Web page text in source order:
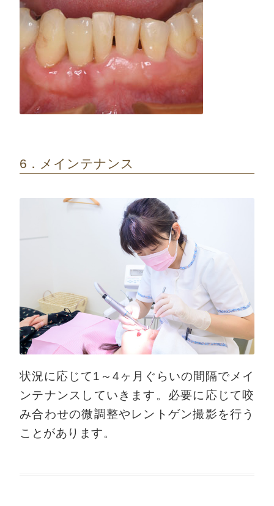
6．メインテナンス
状況に応じて1～4ヶ月ぐらいの間隔でメイ
ンテナンスしていきます。必要に応じて咬
み合わせの微調整やレントゲン撮影を行う
ことがあります。